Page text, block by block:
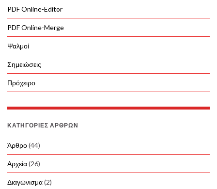
PDF Online-Editor
PDF Online-Merge
Ψαλμοί
Σημειώσεις
Πρόχειρο
ΚΑΤΗΓΟΡΊΕΣ ΆΡΘΡΩΝ
Άρθρο(44)
Αρχεία(26)
Διαγώνισμα(2)